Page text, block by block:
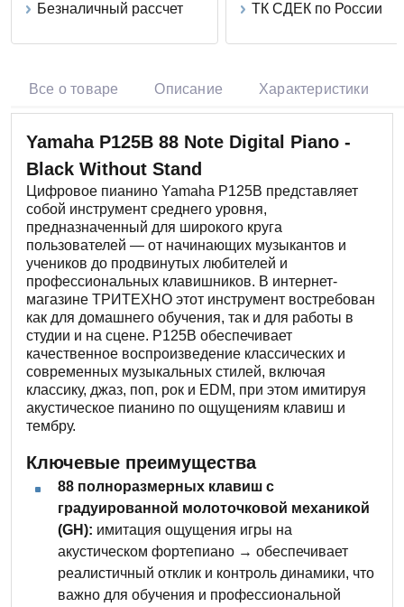
Безналичный рассчет
ТК СДЕК по России
Все о товаре Описание Характеристики
Yamaha P125B 88 Note Digital Piano -
Black Without Stand
Цифровое пианино Yamaha P125B представляет
собой инструмент среднего уровня,
предназначенный для широкого круга
пользователей — от начинающих музыкантов и
учеников до продвинутых любителей и
профессиональных клавишников. В интернет-
магазине ТРИТЕХНО этот инструмент востребован
как для домашнего обучения, так и для работы в
студии и на сцене. P125B обеспечивает
качественное воспроизведение классических и
современных музыкальных стилей, включая
классику, джаз, поп, рок и EDM, при этом имитируя
акустическое пианино по ощущениям клавиш и
тембру.
Ключевые преимущества
88 полноразмерных клавиш с
градуированной молоточковой механикой
(GH): имитация ощущения игры на
акустическом фортепиано → обеспечивает
реалистичный отклик и контроль динамики, что
важно для обучения и профессиональной